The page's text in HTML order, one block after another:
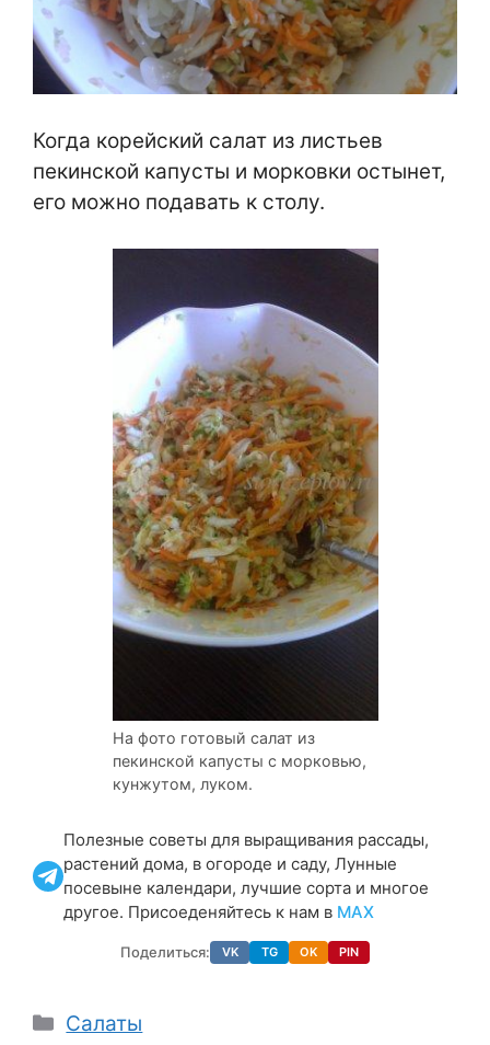
Когда корейский салат из листьев
пекинской капусты и морковки остынет,
его можно подавать к столу.
На фото готовый салат из
пекинской капусты с морковью,
кунжутом, луком.
Полезные советы для выращивания рассады,
растений дома, в огороде и саду, Лунные
посевыне календари, лучшие сорта и многое
другое. Присоеденяйтесь к нам в МАХ
Поделиться: VK TG OK PIN
Рубрики
Салаты